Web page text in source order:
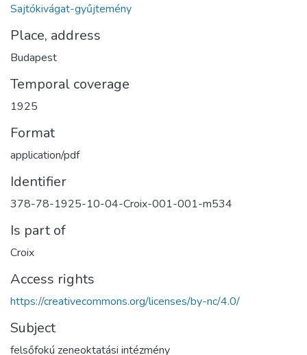
Sajtókivágat-gyűjtemény
Place, address
Budapest
Temporal coverage
1925
Format
application/pdf
Identifier
378-78-1925-10-04-Croix-001-001-m534
Is part of
Croix
Access rights
https://creativecommons.org/licenses/by-nc/4.0/
Subject
felsőfokú zeneoktatási intézmény